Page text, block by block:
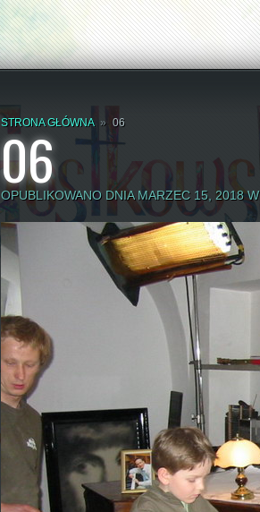
STRONA GŁÓWNA » 06
06
OPUBLIKOWANO DNIA MARZEC 15, 2018 W